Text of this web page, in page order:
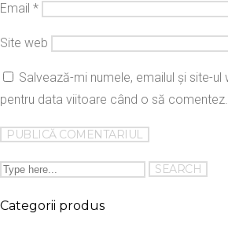
Email *
Site web
Salvează-mi numele, emailul și site-
pentru data viitoare când o să comentez.
Categorii produs